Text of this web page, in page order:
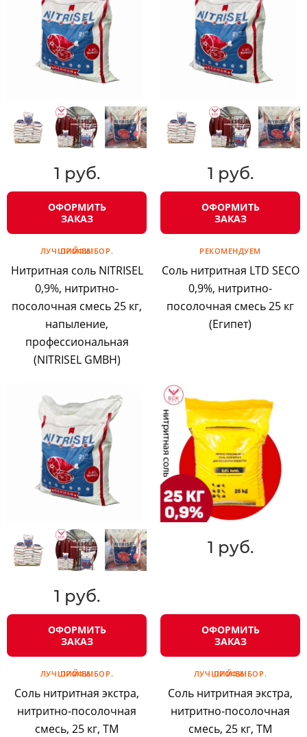
1 руб.
ОФОРМИТЬ
ЗАКАЗ
1 руб.
ОФОРМИТЬ
ЗАКАЗ
ЛУЧШИЙ ВЫБОР. ПРОФИ!
Нитритная соль NITRISEL
0,9%, нитритно-
посолочная смесь 25 кг,
напыление,
профессиональная
(NITRISEL GMBH)
1 руб.
ОФОРМИТЬ
ЗАКАЗ
РЕКОМЕНДУЕМ
Соль нитритная LTD SECO
0,9%, нитритно-
посолочная смесь 25 кг
(Египет)
1 руб.
ОФОРМИТЬ
ЗАКАЗ
ЛУЧШИЙ ВЫБОР. ПРОФИ!
Соль нитритная экстра,
нитритно-посолочная
смесь, 25 кг, ТМ
ЛУЧШИЙ ВЫБОР. ПРОФИ!
Соль нитритная экстра,
нитритно-посолочная
смесь, 25 кг, ТМ